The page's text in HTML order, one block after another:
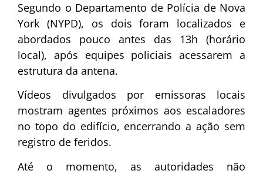
Segundo o Departamento de Polícia de Nova
York (NYPD), os dois foram localizados e
abordados pouco antes das 13h (horário
local), após equipes policiais acessarem a
estrutura da antena.
Vídeos divulgados por emissoras locais
mostram agentes próximos aos escaladores
no topo do edifício, encerrando a ação sem
registro de feridos.
Até o momento, as autoridades não